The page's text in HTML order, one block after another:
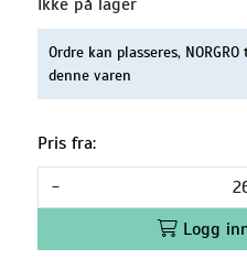
Ordre kan plasseres,
denne varen
Pris fra:
-
Logg